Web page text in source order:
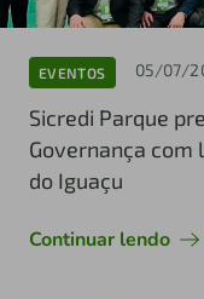
EVENTOS 05/07/
Sicredi Parque
Governança com
do Iguaçu
Continuar lendo